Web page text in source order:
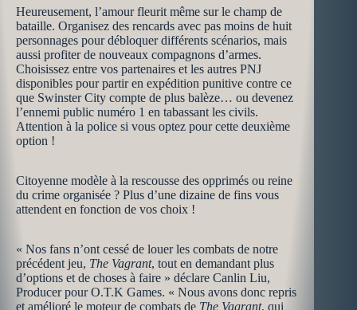
Heureusement, l’amour fleurit même sur le champ de
bataille. Organisez des rencards avec pas moins de huit
personnages pour débloquer différents scénarios, mais
aussi profiter de nouveaux compagnons d’armes.
Choisissez entre vos partenaires et les autres PNJ
disponibles pour partir en expédition punitive contre ce
que Swinster City compte de plus balèze… ou devenez
l’ennemi public numéro 1 en tabassant les civils.
Attention à la police si vous optez pour cette deuxième
option !
Citoyenne modèle à la rescousse des opprimés ou reine
du crime organisée ? Plus d’une dizaine de fins vous
attendent en fonction de vos choix !
« Nos fans n’ont cessé de louer les combats de notre
précédent jeu, The Vagrant, tout en demandant plus
d’options et de choses à faire » déclare Canlin Liu,
Producer pour O.T.K Games. « Nous avons donc repris
et amélioré le moteur de combats de The Vagrant, qui